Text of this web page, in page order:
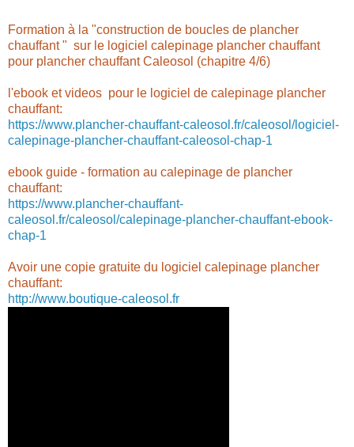
Formation à la "construction de boucles de plancher
chauffant " sur le logiciel calepinage plancher chauffant
pour plancher chauffant Caleosol (chapitre 4/6)
l'ebook et videos pour le logiciel de calepinage plancher
chauffant:
https://www.plancher-chauffant-caleosol.fr/caleosol/logiciel-
calepinage-plancher-chauffant-caleosol-chap-1
ebook guide - formation au calepinage de plancher
chauffant:
https://www.plancher-chauffant-
caleosol.fr/caleosol/calepinage-plancher-chauffant-ebook-
chap-1
Avoir une copie gratuite du logiciel calepinage plancher
chauffant:
http://www.boutique-caleosol.fr